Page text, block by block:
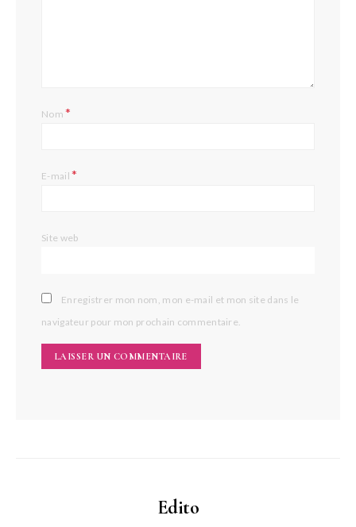
Nom*
E-mail*
Site web
Enregistrer mon nom, mon e-mail et mon site dans le
navigateur pour mon prochain commentaire.
Edito